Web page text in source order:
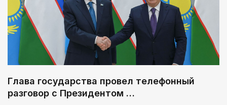
Глава государства провел телефонный
разговор с Президентом …